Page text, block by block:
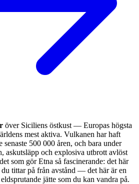
över Siciliens östkust — Europas högsta
mest aktiva. Vulkanen har haft
senaste 500 000 åren, och bara under
askutsläpp och explosiva utbrott avlöst
som gör Etna så fascinerande: det här
tittar på från avstånd — det här är en
jätte som du kan vandra på.